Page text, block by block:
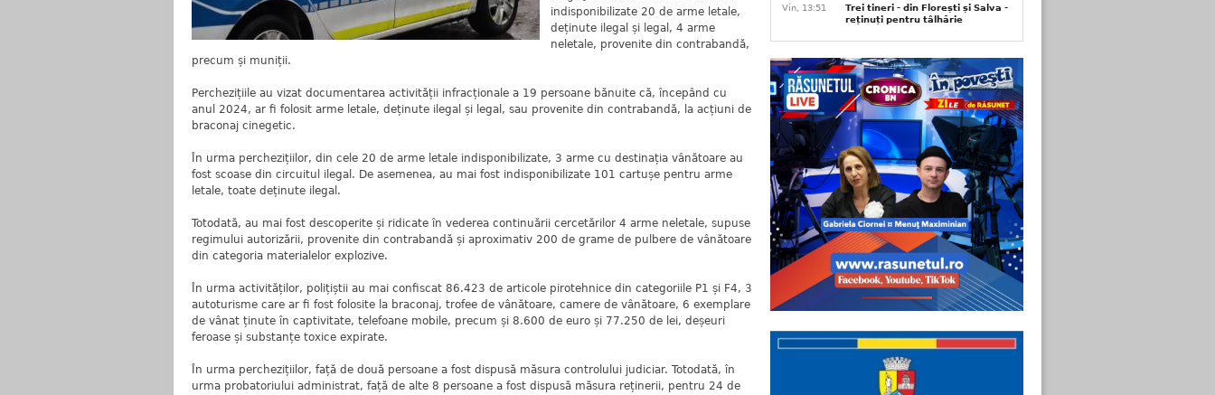
indisponibilizate 20 de arme letale,
deținute ilegal și legal, 4 arme
neletale, provenite din contrabandă,
precum și muniții.
Perchezițiile au vizat documentarea activității infracționale a 19 persoane bănuite că, începând cu
anul 2024, ar fi folosit arme letale, deținute ilegal și legal, sau provenite din contrabandă, la acțiuni de
braconaj cinegetic.
În urma perchezițiilor, din cele 20 de arme letale indisponibilizate, 3 arme cu destinația vânătoare au
fost scoase din circuitul ilegal. De asemenea, au mai fost indisponibilizate 101 cartușe pentru arme
letale, toate deținute ilegal.
Totodată, au mai fost descoperite și ridicate în vederea continuării cercetărilor 4 arme neletale, supuse
regimului autorizării, provenite din contrabandă și aproximativ 200 de grame de pulbere de vânătoare
din categoria materialelor explozive.
În urma activităților, polițiștii au mai confiscat 86.423 de articole pirotehnice din categoriile P1 și F4, 3
autoturisme care ar fi fost folosite la braconaj, trofee de vânătoare, camere de vânătoare, 6 exemplare
de vânat ținute în captivitate, telefoane mobile, precum și 8.600 de euro și 77.250 de lei, deșeuri
feroase și substanțe toxice expirate.
În urma perchezițiilor, față de două persoane a fost dispusă măsura controlului judiciar. Totodată, în
urma probatoriului administrat, față de alte 8 persoane a fost dispusă măsura reținerii, pentru 24 de
Vin, 13:51
Trei tineri - din Florești și Salva -
reținuți pentru tâlhărie